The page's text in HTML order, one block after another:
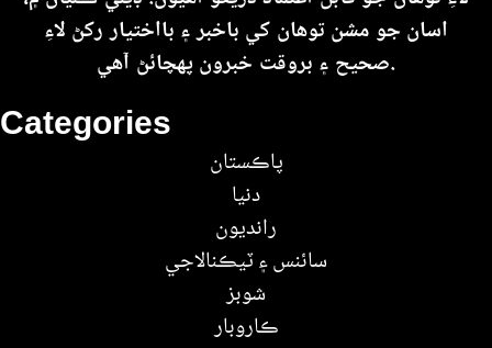
Categories
پاڪستان
دنيا
رانديون
سائنس ۽ ٽيڪنالاجي
شوبز
ڪاروبار
اسان جو مشن توهان کي باخبر ۽ بااختيار رکڻ لاءِ
صحيح ۽ بروقت خبرون پهچائڻ آهي.